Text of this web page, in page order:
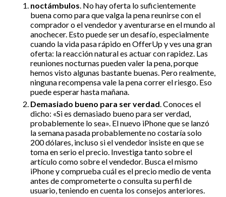
noctámbulos. No hay oferta lo suficientemente
buena como para que valga la pena reunirse con el
comprador o el vendedor y aventurarse en el mundo al
anochecer. Esto puede ser un desafío, especialmente
cuando la vida pasa rápido en OfferUp y ves una gran
oferta: la reacción natural es actuar con rapidez. Las
reuniones nocturnas pueden valer la pena, porque
hemos visto algunas bastante buenas. Pero realmente,
ninguna recompensa vale la pena correr el riesgo. Eso
puede esperar hasta mañana.
Demasiado bueno para ser verdad. Conoces el
dicho: «Si es demasiado bueno para ser verdad,
probablemente lo sea». El nuevo iPhone que se lanzó
la semana pasada probablemente no costaría solo
200 dólares, incluso si el vendedor insiste en que se
toma en serio el precio. Investiga tanto sobre el
artículo como sobre el vendedor. Busca el mismo
iPhone y comprueba cuál es el precio medio de venta
antes de comprometerte o consulta su perfil de
usuario, teniendo en cuenta los consejos anteriores.